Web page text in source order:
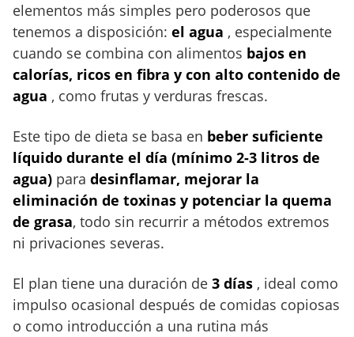
elementos más simples pero poderosos que
tenemos a disposición: el agua , especialmente
cuando se combina con alimentos bajos en
calorías, ricos en fibra y con alto contenido de
agua , como frutas y verduras frescas.
Este tipo de dieta se basa en beber suficiente
líquido durante el día (mínimo 2-3 litros de
agua) para desinflamar, mejorar la
eliminación de toxinas y potenciar la quema
de grasa, todo sin recurrir a métodos extremos
ni privaciones severas.
El plan tiene una duración de 3 días , ideal como
impulso ocasional después de comidas copiosas
o como introducción a una rutina más